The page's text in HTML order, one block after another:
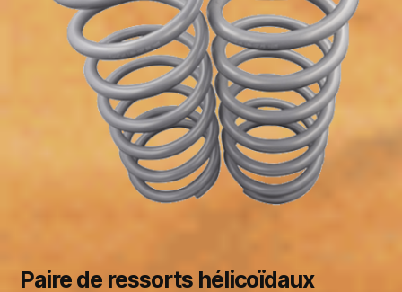
Paire de ressorts hélicoïdaux